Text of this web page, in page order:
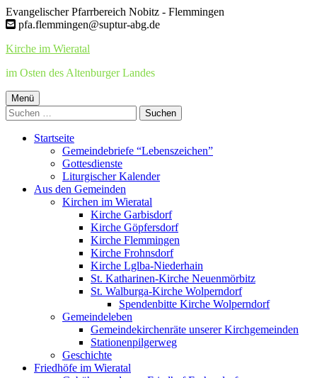
Springe
zum
Evangelischer Pfarrbereich Nobitz - Flemmingen
pfa.flemmingen@suptur-abg.de
Kirche im Wieratal
im Osten des Altenburger Landes
Primäres
Menü
Menü
Suchen
nach:
Startseite
Gemeindebriefe “Lebenszeichen”
Gottesdienste
Liturgischer Kalender
Aus den Gemeinden
Kirchen im Wieratal
Kirche Garbisdorf
Kirche Göpfersdorf
Kirche Flemmingen
Kirche Frohnsdorf
Kirche Lglba-Niederhain
St. Katharinen-Kirche Neuenmörbitz
St. Walburga-Kirche Wolperndorf
Spendenbitte Kirche Wolperndorf
Gemeindeleben
Gemeindekirchenräte unserer Kirchgemeinden
Stationenpilgerweg
Geschichte
Friedhöfe im Wieratal